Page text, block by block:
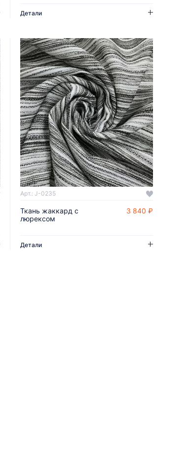
Детали
ДОБАВИТЬ В КОРЗИНУ
Арт.: J-0235
Ткань жаккард с
люрексом
3 840 ₽
Детали